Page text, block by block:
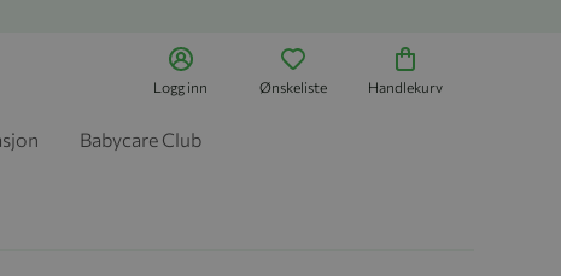
Logg inn Ønskeliste Handlekurv
Babycare Club